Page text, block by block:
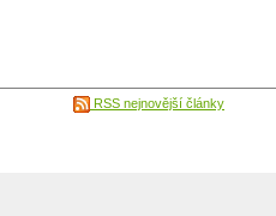
RSS nejnovější články